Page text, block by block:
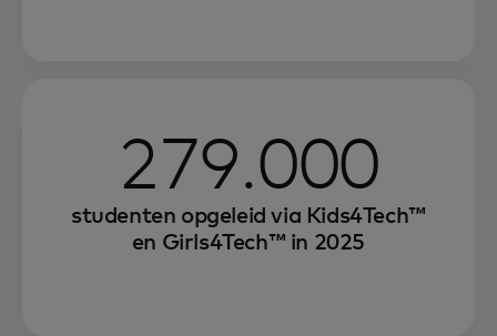
279.000
studenten opgeleid via Kids4Tech™
en Girls4Tech™ in 2025